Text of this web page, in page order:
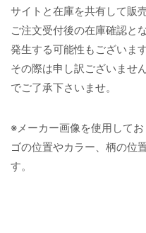
サイトと在庫を共有して販
ご注文受付後の在庫確認と
発生する可能性もございます
その際は申し訳ございませ
でご了承下さいませ。
※メーカー画像を使用して
ゴの位置やカラー、柄の位
す。